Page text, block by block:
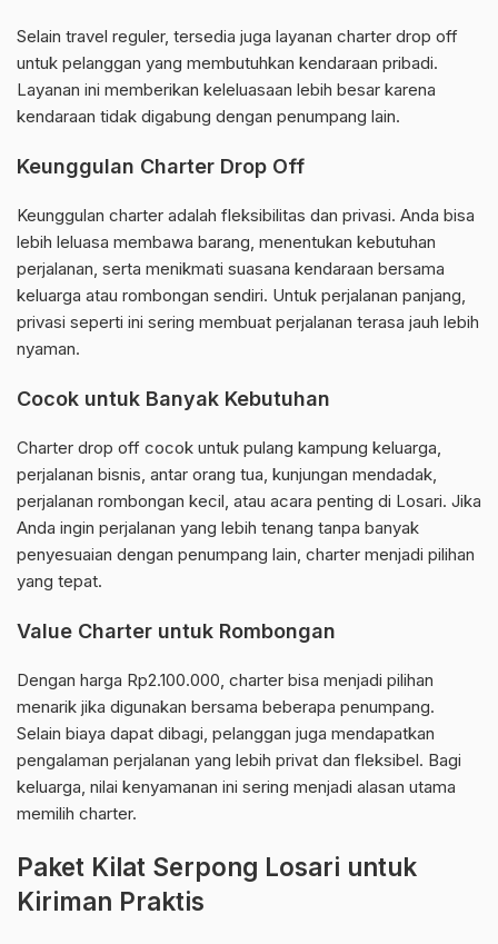
Selain travel reguler, tersedia juga layanan charter drop off
untuk pelanggan yang membutuhkan kendaraan pribadi.
Layanan ini memberikan keleluasaan lebih besar karena
kendaraan tidak digabung dengan penumpang lain.
Keunggulan Charter Drop Off
Keunggulan charter adalah fleksibilitas dan privasi. Anda bisa
lebih leluasa membawa barang, menentukan kebutuhan
perjalanan, serta menikmati suasana kendaraan bersama
keluarga atau rombongan sendiri. Untuk perjalanan panjang,
privasi seperti ini sering membuat perjalanan terasa jauh lebih
nyaman.
Cocok untuk Banyak Kebutuhan
Charter drop off cocok untuk pulang kampung keluarga,
perjalanan bisnis, antar orang tua, kunjungan mendadak,
perjalanan rombongan kecil, atau acara penting di Losari. Jika
Anda ingin perjalanan yang lebih tenang tanpa banyak
penyesuaian dengan penumpang lain, charter menjadi pilihan
yang tepat.
Value Charter untuk Rombongan
Dengan harga Rp2.100.000, charter bisa menjadi pilihan
menarik jika digunakan bersama beberapa penumpang.
Selain biaya dapat dibagi, pelanggan juga mendapatkan
pengalaman perjalanan yang lebih privat dan fleksibel. Bagi
keluarga, nilai kenyamanan ini sering menjadi alasan utama
memilih charter.
Paket Kilat Serpong Losari untuk
Kiriman Praktis